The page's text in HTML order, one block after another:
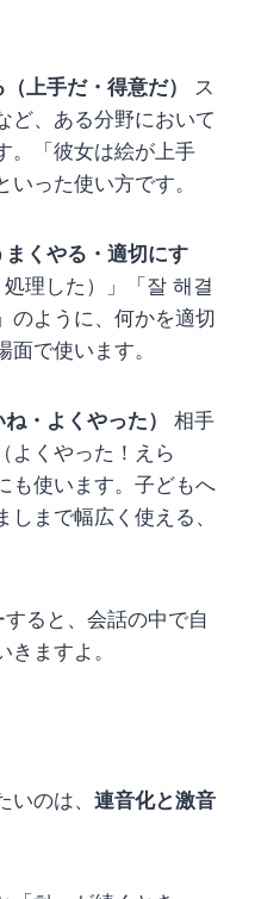
上手だ・得意だ）
ス
ど、ある分野において
。「彼女は絵が上手
った使い方です。
くやる・適切にす
理した）」「잘 해결
のように、何かを適切
で使います。
・よくやった）
相手
よくやった！えら
も使います。子どもへ
まで幅広く使える、
ると、会話の中で自
ますよ。
いのは、 連音化と激音